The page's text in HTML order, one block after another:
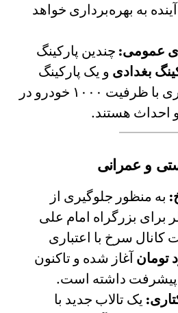
به بهره‌برداری خواهد
عمومی: چندین پارکینگ
بغدادی و یک پارکینگ
بزرگ ۱۱ هزار متری با ظرفیت ۱۰۰۰ خودرو در
احداث هستند.
و عمرانی
به منظور جلوگیری از
بزرگراه امام علی
سرخ با اعتباری
آغاز شده و تاکنون
یک تالاب جدید با